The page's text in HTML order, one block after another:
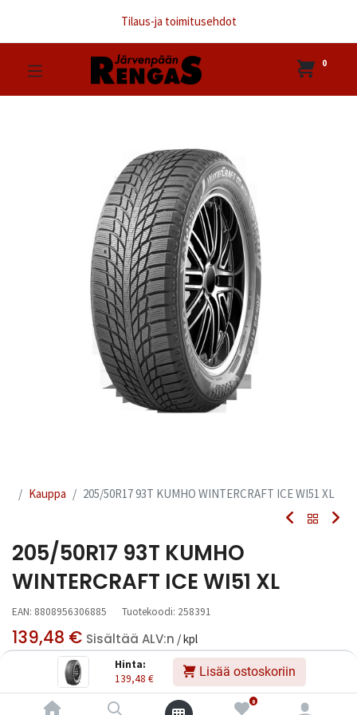
Hinta:
139,48 € Lisää ostoskoriin
0
Tilaus-ja toimitusehdot
0
Kauppa 205/50R17 93T KUMHO WINTERCRAFT ICE WI51 XL
205/50R17 93T KUMHO
WINTERCRAFT ICE WI51 XL
EAN: 8808956306885 Tuotekoodi: 258391
139,48 € Sisältää ALV:n / kpl
Toimittajilla (kotimaa): Saatavilla
Toimitusaika:
3 arkipäivää